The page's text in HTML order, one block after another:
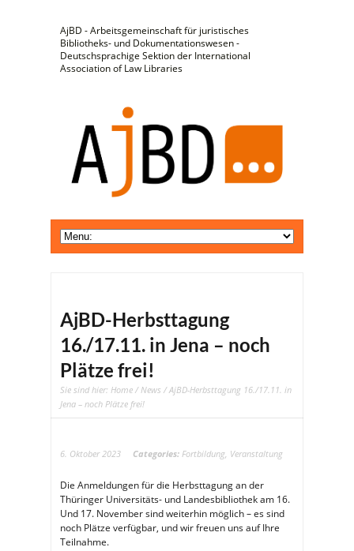
AjBD - Arbeitsgemeinschaft für juristisches
Bibliotheks- und Dokumentationswesen -
Deutschsprachige Sektion der International
Association of Law Libraries
AjBD-Herbsttagung
16./17.11. in Jena – noch
Plätze frei!
Sie sind hier: Home / News / AjBD-Herbsttagung 16./17.11. in
Jena – noch Plätze frei!
6. Oktober 2023 Categories: Fortbildung Veranstaltung
Die Anmeldungen für die Herbsttagung an der
Thüringer Universitäts- und Landesbibliothek am 16.
Und 17. November sind weiterhin möglich – es sind
noch Plätze verfügbar, und wir freuen uns auf Ihre
Teilnahme.